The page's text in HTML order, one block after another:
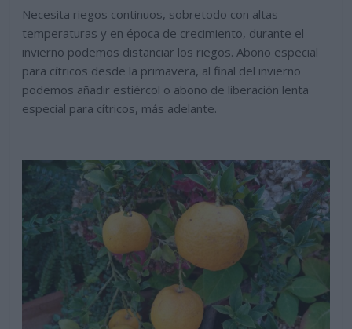
Necesita riegos continuos, sobretodo con altas
temperaturas y en época de crecimiento, durante el
invierno podemos distanciar los riegos. Abono especial
para cítricos desde la primavera, al final del invierno
podemos añadir estiércol o abono de liberación lenta
especial para cítricos, más adelante.